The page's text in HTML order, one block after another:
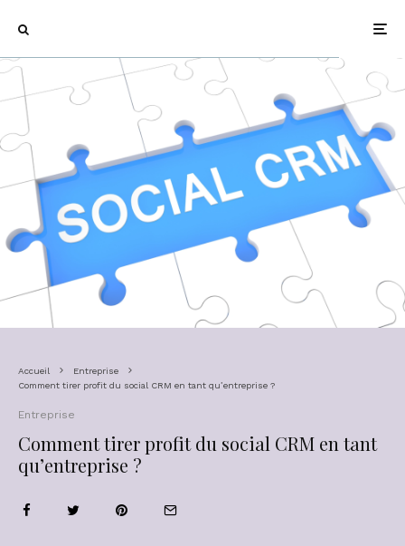
Accueil
Entreprise
Comment tirer profit du social CRM en tant qu’entreprise ?
Entreprise
Comment tirer profit du social CRM en tant
qu’entreprise ?